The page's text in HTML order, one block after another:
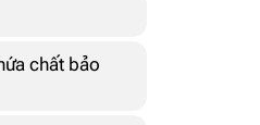
chất bảo